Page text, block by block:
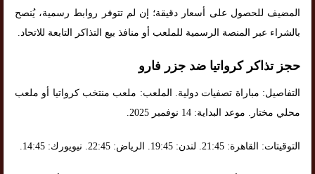
المضيف للحصول على أسعار دقيقة؛ إن لم تتوفر روابط رسمية، يُنصح
بالشراء عبر المنصة الرسمية للملعب أو منافذ بيع التذاكر التابعة للاتحاد.
حجز تذاكر كرواتيا ضد جزر فارو
التفاصيل: مباراة تصفيات دولية. الملعب: ملعب منتخب كرواتيا أو ملعب
محلي مختار. موعد البداية: 14 نوفمبر 2025.
التوقيتات: القاهرة: 21:45. لندن: 19:45. الرياض: 22:45. نيويورك: 14:45.